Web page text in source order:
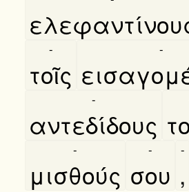
τοῖς
- -
αντεδίδους
-
μισθούς
-
σου
-
,
-